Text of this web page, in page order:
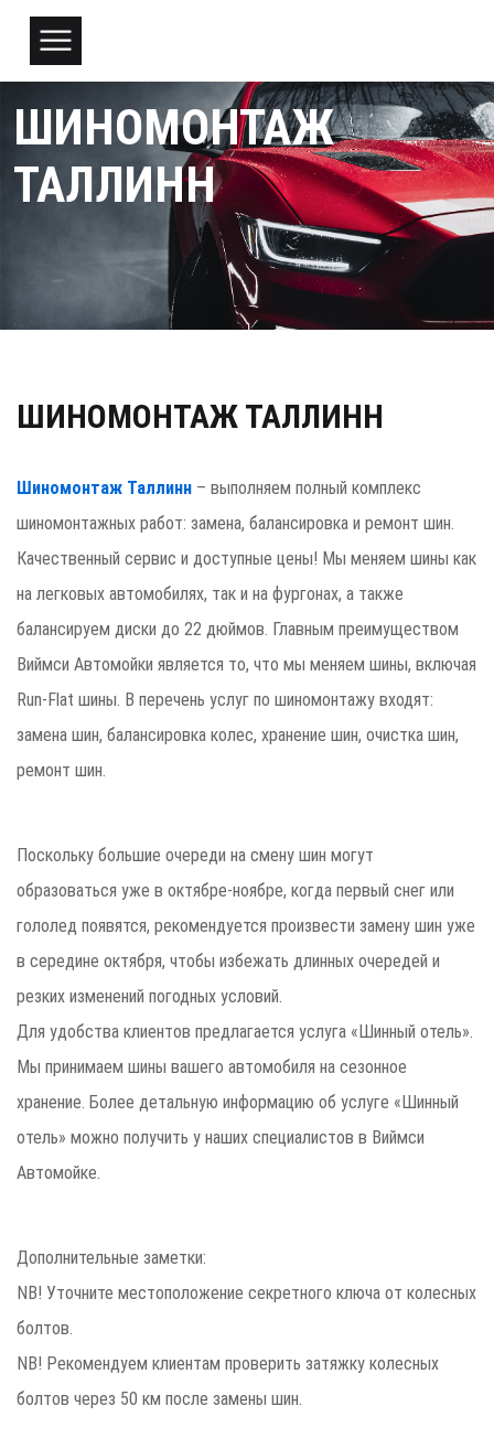
ШИНОМОНТАЖ
ТАЛЛИНН​
ШИНОМОНТАЖ ТАЛЛИНН
Шиномонтаж Таллинн – выполняем полный комплекс
шиномонтажных работ: замена, балансировка и ремонт шин.
Качественный сервис и доступные цены! Мы меняем шины как
на легковых автомобилях, так и на фургонах, а также
балансируем диски до 22 дюймов. Главным преимуществом
Виймси Автомойки является то, что мы меняем шины, включая
Run-Flat шины. В перечень услуг по шиномонтажу входят:
замена шин, балансировка колес, хранение шин, очистка шин,
ремонт шин.
Поскольку большие очереди на смену шин могут
образоваться уже в октябре-ноябре, когда первый снег или
гололед появятся, рекомендуется произвести замену шин уже
в середине октября, чтобы избежать длинных очередей и
резких изменений погодных условий.
Для удобства клиентов предлагается услуга «Шинный отель».
Мы принимаем шины вашего автомобиля на сезонное
хранение. Более детальную информацию об услуге «Шинный
отель» можно получить у наших специалистов в Виймси
Автомойке.
Дополнительные заметки:
NB! Уточните местоположение секретного ключа от колесных
болтов.
NB! Рекомендуем клиентам проверить затяжку колесных
болтов через 50 км после замены шин.